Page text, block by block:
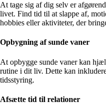
At tage sig af dig selv er
livet. Find tid til at slappe af,
hobbies eller aktiviteter, der
Opbygning af sunde vaner
At opbygge sunde vaner kan
rutine i dit liv. Dette kan
tidsstyring.
Afsætte tid til relationer